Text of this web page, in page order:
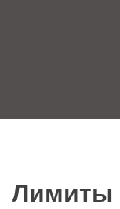
Лимиты